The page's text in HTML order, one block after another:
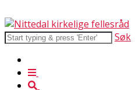
Søk